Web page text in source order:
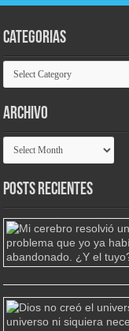
Categorias
Categorias
Archivo
Archivo
Posts Recientes